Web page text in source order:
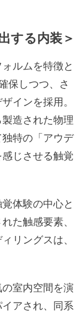
する内装＞
ルムを特徴と
保しつつ、さ
インを採用。
造された物理
特の「アウデ
じさせる触覚
体験の中心と
た触感要素、
リングスは、
室内空間を演
アされ、同系